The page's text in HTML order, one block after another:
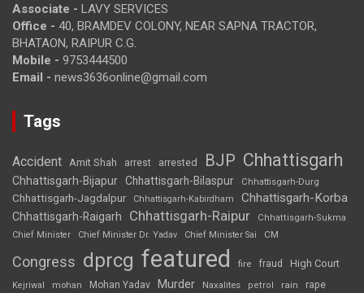
Associate - LAVY SERVICES
Office - 40, BRAMDEV COLONY, NEAR SAPNA TRACTOR,
BHATAON, RAIPUR C.G.
Mobile - 9753444500
Email - news3636online@gmail.com
Tags
Accident Amit Shah arrest arrested BJP Chhattisgarh
Chhattisgarh-Bijapur Chhattisgarh-Bilaspur Chhattisgarh-Durg
Chhattisgarh-Jagdalpur Chhattisgarh-Kabirdham Chhattisgarh-Korba
Chhattisgarh-Raigarh Chhattisgarh-Raipur
Chhattisgarh-Sukma
Chief Minister
Chief Minister Dr. Yadav Chief Minister Sai CM
Congress dprcg featured fire fraud High Court
Kejriwal mohan Mohan Yadav Murder Naxalites petrol rain rape